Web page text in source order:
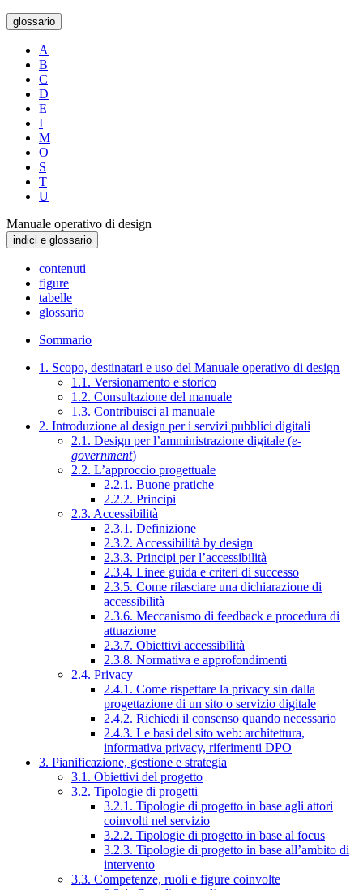
glossario
A
B
C
D
E
I
M
O
S
T
U
Manuale operativo di design
indici e glossario
contenuti
figure
tabelle
glossario
Sommario
1. Scopo, destinatari e uso del Manuale operativo di design
1.1. Versionamento e storico
1.2. Consultazione del manuale
1.3. Contribuisci al manuale
2. Introduzione al design per i servizi pubblici digitali
2.1. Design per l’amministrazione digitale (e-
government)
2.2. L’approccio progettuale
2.2.1. Buone pratiche
2.2.2. Principi
2.3. Accessibilità
2.3.1. Definizione
2.3.2. Accessibilità by design
2.3.3. Principi per l’accessibilità
2.3.4. Linee guida e criteri di successo
2.3.5. Come rilasciare una dichiarazione di
accessibilità
2.3.6. Meccanismo di feedback e procedura di
attuazione
2.3.7. Obiettivi accessibilità
2.3.8. Normativa e approfondimenti
2.4. Privacy
2.4.1. Come rispettare la privacy sin dalla
progettazione di un sito o servizio digitale
2.4.2. Richiedi il consenso quando necessario
2.4.3. Le basi del sito web: architettura,
informativa privacy, riferimenti DPO
3. Pianificazione, gestione e strategia
3.1. Obiettivi del progetto
3.2. Tipologie di progetti
3.2.1. Tipologie di progetto in base agli attori
coinvolti nel servizio
3.2.2. Tipologie di progetto in base al focus
3.2.3. Tipologie di progetto in base all’ambito di
intervento
3.3. Competenze, ruoli e figure coinvolte